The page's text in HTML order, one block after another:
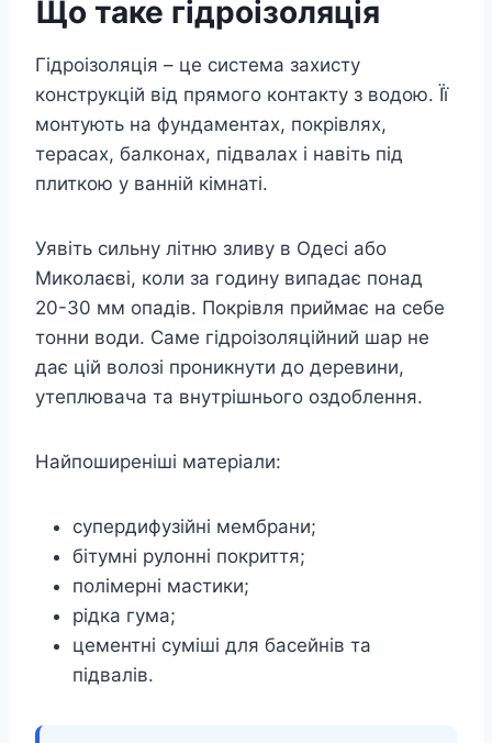
Що таке гідроізоляція
Гідроізоляція – це система захисту
конструкцій від прямого контакту з водою. Її
монтують на фундаментах, покрівлях,
терасах, балконах, підвалах і навіть під
плиткою у ванній кімнаті.
Уявіть сильну літню зливу в Одесі або
Миколаєві, коли за годину випадає понад
20-30 мм опадів. Покрівля приймає на себе
тонни води. Саме гідроізоляційний шар не
дає цій волозі проникнути до деревини,
утеплювача та внутрішнього оздоблення.
Найпоширеніші матеріали:
супердифузійні мембрани;
бітумні рулонні покриття;
полімерні мастики;
рідка гума;
цементні суміші для басейнів та
підвалів.